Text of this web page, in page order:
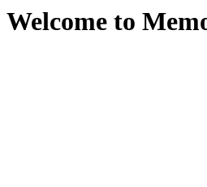
Welcome to